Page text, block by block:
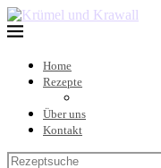
Home
Rezepte
Über uns
Kontakt